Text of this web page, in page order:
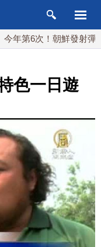
6次！朝鮮發射彈道導彈
色一日遊